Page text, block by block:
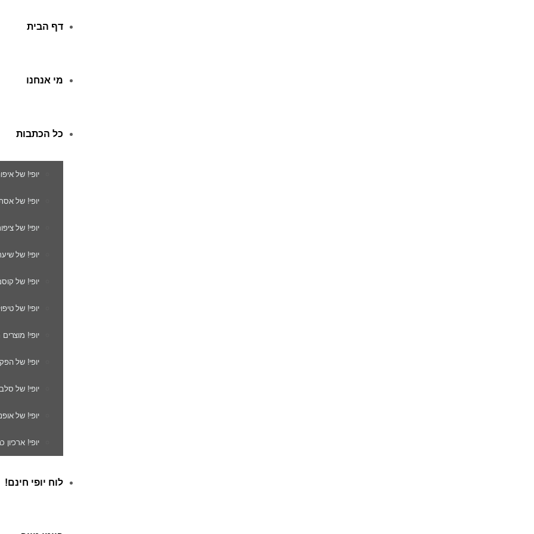
דף הבית
מי אנחנו
כל הכתבות
יופי! של
יופי! של
יופי! של
יופי! של
יופי! של
יופי! של
יופי!
יופי! של
יופי! של
יופי! של
יופי! ארכיון
לוח יופי חינם!